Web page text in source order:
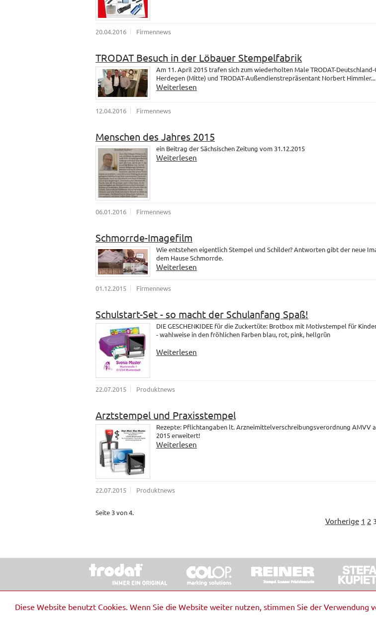
Diese Website benutzt Cookies. Wenn Sie die Website weiter nutzen, stimmen Sie der Verwendung
20.04.2016 Firmennews
TRODAT Besuch in der Löbauer Stempelfabrik
Am 11. April 2015 trafen sich zum wiederholten Male TRODAT-
Herdegen (Mitte) und TRODAT-Außendienstrepräsentant Norbert Himmler...
Weiterlesen
12.04.2016 Firmennews
Menschen des Jahres 2015
ein Beitrag der Sächsischen Zeitung vom 31.12.2015
Weiterlesen
06.01.2016 Firmennews
Schmorrde-Imagefilm
Wie entstehen eigentlich Stempel und Schilder? Antworten gibt der neue
dem Hause Schmorrde.
Weiterlesen
01.12.2015 Firmennews
Schulstart-Set - so macht der Schulanfang Spaß!
DIE GESCHENKIDEE für die Zuckertüte: Brotbox mit Motivstempel für
- wahlweise in den fröhlichen Farben blau, rot, pink, hellgrün
Weiterlesen
22.07.2015 Produktnews
Arztstempel und Praxisstempel
Rezepte: Pflichtangaben lt. Arzneimittelverschreibungsverordnung AMVV
2015 erweitert!
Weiterlesen
22.07.2015 Produktnews
Seite 3 von 4.
Vorherige 1 2
© 2026 Stempel & Schilder RUDOLF SCHMORRDE GmbH & Co. KG